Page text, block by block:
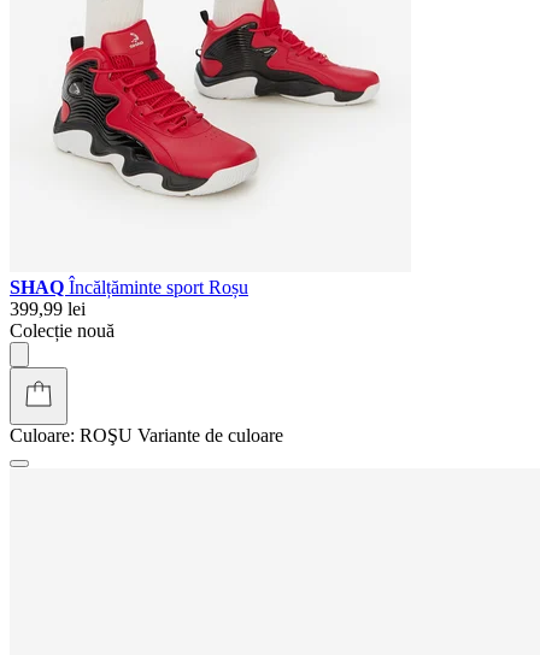
SHAQ Încălțăminte sport Roșu
399,99 lei
Colecție nouă
Culoare: ROŞU Variante de culoare